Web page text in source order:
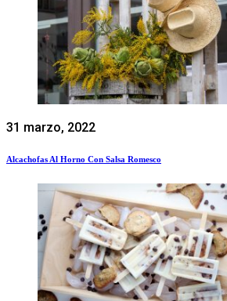
31 marzo, 2022
Alcachofas Al Horno Con Salsa Romesco